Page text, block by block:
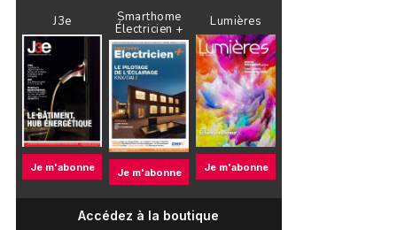
J3e
Je m'abonne
Smarthome
Électricien +
Je m'abonne
Lumières
Je m'abonne
Accédez à la boutique